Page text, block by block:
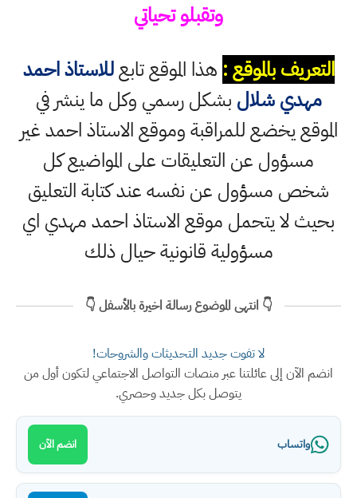
وتقبلو تحياتي
التعريف بالموقع : هذا الموقع تابعللاستاذ احمد
مهدي شلال بشكل رسمي وكل ما ينشر في
الموقع يخضع للمراقبة وموقع الاستاذ احمد غير
مسؤول عن التعليقات على المواضيع كل
شخص مسؤول عن نفسه عند كتابة التعليق
بحيث لا يتحمل موقع الاستاذ احمد مهدي اي
مسؤولية قانونية حيال ذلك
👇 انتهى الموضوع رسالة اخيرة بالأسفل 👇
لا تفوت جديد التحديثات والشروحات!
انضم الآن إلى عائلتنا عبر منصات التواصل الاجتماعي لتكون أول من
يتوصل بكل جديد وحصري.
واتساب انضم الآن